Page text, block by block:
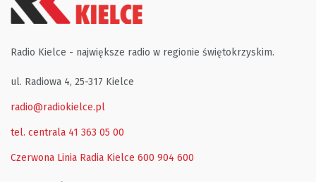
Radio Kielce - największe radio w regionie świętokrzyskim.
ul. Radiowa 4, 25-317 Kielce
radio@radiokielce.pl
tel. centrala 41 363 05 00
Czerwona Linia Radia Kielce 600 904 600